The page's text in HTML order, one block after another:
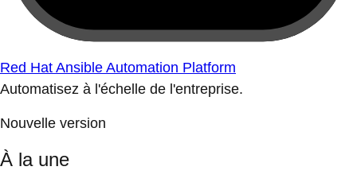
Red Hat Ansible Automation Platform
Automatisez à l'échelle de l'entreprise.
Nouvelle version
À la une